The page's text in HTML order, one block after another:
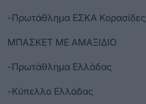
-Πρωτάθλημα ΕΣΚΑ Κορασίδες
ΜΠΑΣΚΕΤ ΜΕ ΑΜΑΞΙΔΙΟ
-Πρωτάθλημα Ελλάδας
-Κύπελλο Ελλάδας